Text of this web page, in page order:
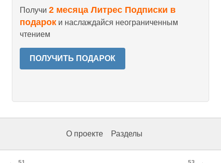
Получи 2 месяца Литрес Подписки в
подарок и наслаждайся неограниченным
чтением
ПОЛУЧИТЬ ПОДАРОК
О проекте Разделы